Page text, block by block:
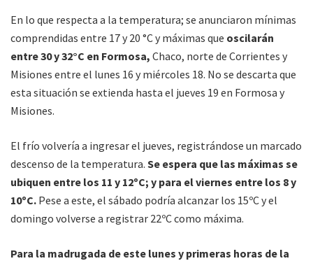
En lo que respecta a la temperatura; se anunciaron mínimas
comprendidas entre 17 y 20 °C y máximas que oscilarán
entre 30 y 32°C en Formosa, Chaco, norte de Corrientes y
Misiones entre el lunes 16 y miércoles 18. No se descarta que
esta situación se extienda hasta el jueves 19 en Formosa y
Misiones.
El frío volvería a ingresar el jueves, registrándose un marcado
descenso de la temperatura. Se espera que las máximas se
ubiquen entre los 11 y 12ºC; y para el viernes entre los 8 y
10ºC. Pese a este, el sábado podría alcanzar los 15ºC y el
domingo volverse a registrar 22ºC como máxima.
Para la madrugada de este lunes y primeras horas de la